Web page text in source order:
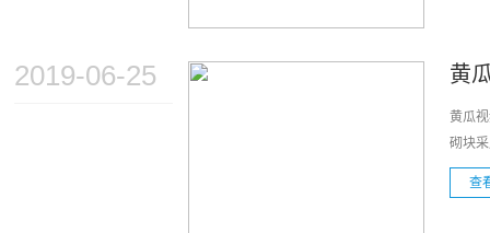
2019-06-25 黄
黄瓜
砌块
查